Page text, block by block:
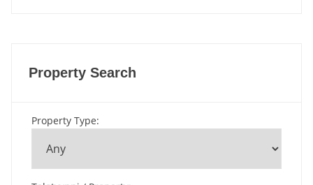
Property Search
Property Type: